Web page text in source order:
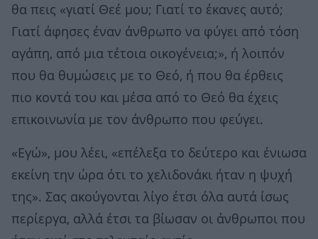
θα πεις «γιατί Θεέ μου; Γιατί το έκανες αυτό;
Γιατί άφησες έναν άνθρωπο να φύγει από τόση
αγάπη, από μια τέτοια οικογένεια;», ή λοιπόν
που θα θυμώσεις με το Θεό, ή που θα έρθεις
πιο κοντά του και μέσα από το Θεό θα έχεις
επικοινωνία με τον άνθρωπο που φεύγει.
«Εγώ», μου λέει, «επέλεξα το δεύτερο και ένιωσα
εκείνη την ώρα ότι το χελιδονάκι ήταν η ψυχή
της». Σας ακούγονται λίγο έτσι όλα αυτά ίσως
περίεργα, αλλά έτσι τα βίωσαν οι άνθρωποι που